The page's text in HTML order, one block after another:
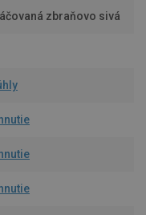
zbraňovo sivá